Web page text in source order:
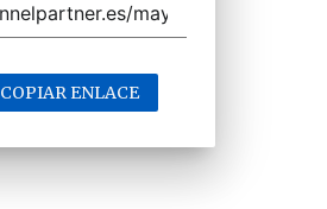
COPIAR ENLACE